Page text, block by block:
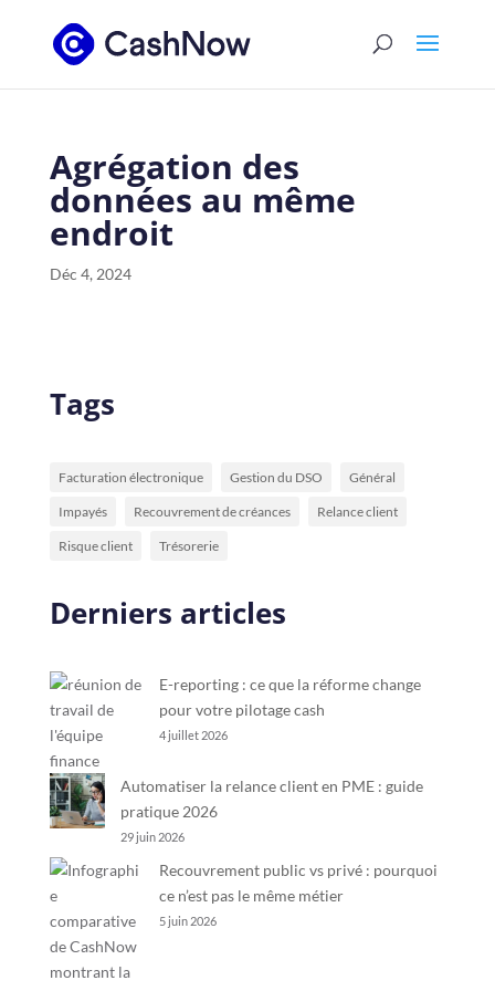
Agrégation des
données au même
endroit
Déc 4, 2024
Tags
Facturation électronique Gestion du DSO Général
Impayés Recouvrement de créances Relance client
Risque client Trésorerie
Derniers articles
E-reporting : ce que la réforme change
pour votre pilotage cash
4 juillet 2026
Automatiser la relance client en PME : guide
pratique 2026
29 juin 2026
Recouvrement public vs privé : pourquoi
ce n’est pas le même métier
5 juin 2026